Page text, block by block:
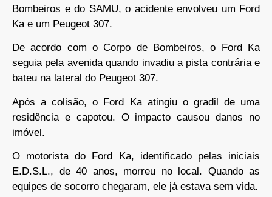
Bombeiros e do SAMU, o acidente envolveu um Ford
Ka e um Peugeot 307.
De acordo com o Corpo de Bombeiros, o Ford Ka
seguia pela avenida quando invadiu a pista contrária e
bateu na lateral do Peugeot 307.
Após a colisão, o Ford Ka atingiu o gradil de uma
residência e capotou. O impacto causou danos no
imóvel.
O motorista do Ford Ka, identificado pelas iniciais
E.D.S.L., de 40 anos, morreu no local. Quando as
equipes de socorro chegaram, ele já estava sem vida.